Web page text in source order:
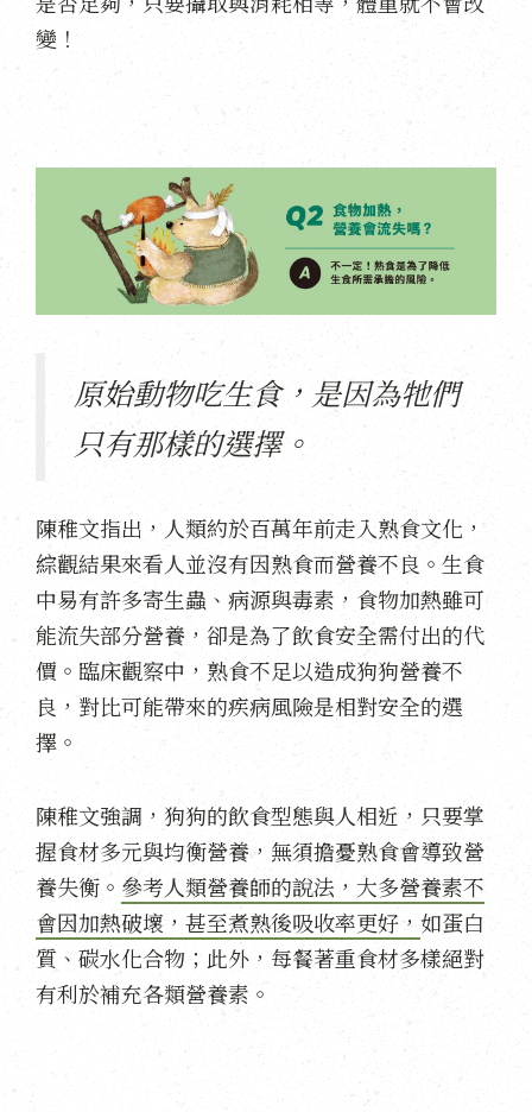
變！
原始動物吃生食，是因為牠們
只有那樣的選擇。
陳稚文指出，人類約於百萬年前走入熟食文化，
綜觀結果來看人並沒有因熟食而營養不良。生食
中易有許多寄生蟲、病源與毒素，食物加熱雖可
能流失部分營養，卻是為了飲食安全需付出的代
價。臨床觀察中，熟食不足以造成狗狗營養不
良，對比可能帶來的疾病風險是相對安全的選
擇。
陳稚文強調，狗狗的飲食型態與人相近，只要掌
握食材多元與均衡營養，無須擔憂熟食會導致營
養失衡。 參考人類營養師的說法，大多營養素不
會因加熱破壞，甚至煮熟後吸收率更好， 如蛋白
質、碳水化合物；此外，每餐著重食材多樣絕對
有利於補充各類營養素。